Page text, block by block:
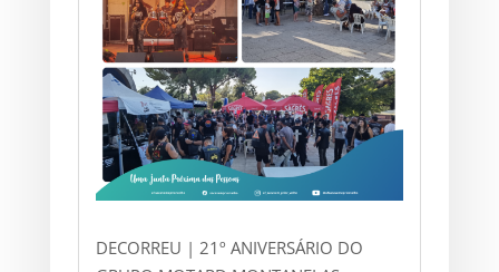
DECORREU | 21º ANIVERSÁRIO DO